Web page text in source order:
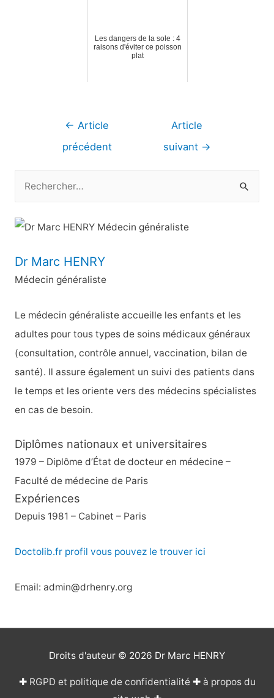
Les dangers de la sole : 4
raisons d'éviter ce poisson
plat
Navigation
← Article
précédent
Article
suivant →
c
e
r
h
e
r
:
Dr Marc HENRY
Médecin généraliste
Le médecin généraliste accueille les enfants et les
adultes pour tous types de soins médicaux généraux
(consultation, contrôle annuel, vaccination, bilan de
santé). Il assure également un suivi des patients dans
le temps et les oriente vers des médecins spécialistes
en cas de besoin.
Diplômes nationaux et universitaires
1979 – Diplôme d’État de docteur en médecine –
Faculté de médecine de Paris
Expériences
Depuis 1981 – Cabinet – Paris
Doctolib.fr profil vous pouvez le trouver ici
Email: admin@drhenry.org
Droits d'auteur © 2026 Dr Marc HENRY
✚ RGPD et politique de confidentialité✚ à propos du